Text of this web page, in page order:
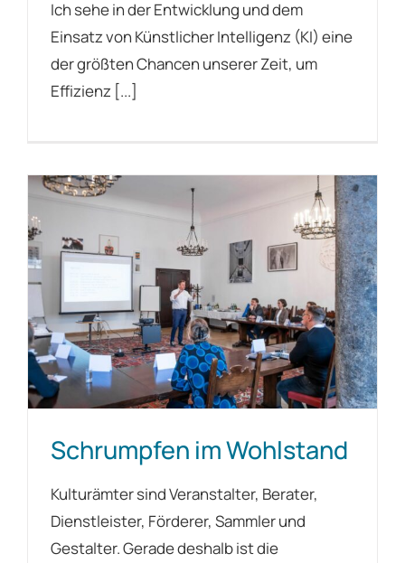
Ich sehe in der Entwicklung und dem
Einsatz von Künstlicher Intelligenz (KI) eine
der größten Chancen unserer Zeit, um
Effizienz [...]
Schrumpfen im Wohlstand
Kulturämter sind Veranstalter, Berater,
Dienstleister, Förderer, Sammler und
Gestalter. Gerade deshalb ist die